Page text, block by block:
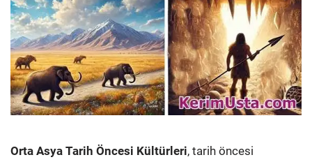
Orta Asya Tarih Öncesi Kültürleri, tarih öncesi